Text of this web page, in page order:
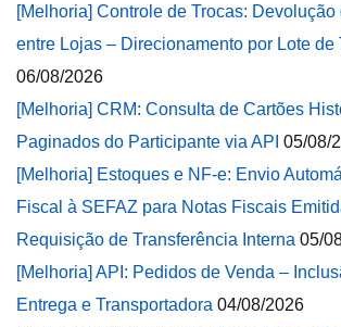
[Melhoria] Controle de Trocas: Devolução
entre Lojas – Direcionamento por Lote de
06/08/2026
[Melhoria] CRM: Consulta de Cartões
Paginados do Participante via API 05/08/
[Melhoria] Estoques e NF-e: Envio
Fiscal à SEFAZ para Notas Fiscais
Requisição de Transferência Interna 05/
[Melhoria] API: Pedidos de Venda –
Entrega e Transportadora 04/08/2026